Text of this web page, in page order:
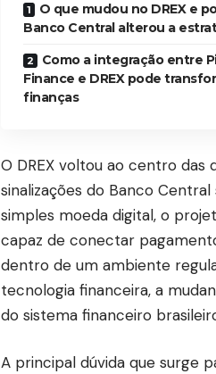
O que mudou no DREX e
Banco Central alterou a
Como a integração entre
Finance e DREX pode
finanças
O DREX voltou ao centro das
sinalizações do Banco
simples moeda digital, o
capaz de conectar
dentro de um ambiente
tecnologia financeira, a
do sistema financeiro
A principal dúvida que surge